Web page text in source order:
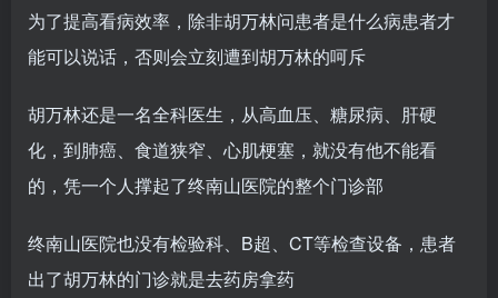
为了提高看病效率，除非胡万林问患者是什么病患者才
能可以说话，否则会立刻遭到胡万林的呵斥
胡万林还是一名全科医生，从高血压、糖尿病、肝硬
化，到肺癌、食道狭窄、心肌梗塞，就没有他不能看
的，凭一个人撑起了终南山医院的整个门诊部
终南山医院也没有检验科、B超、CT等检查设备，患者
出了胡万林的门诊就是去药房拿药